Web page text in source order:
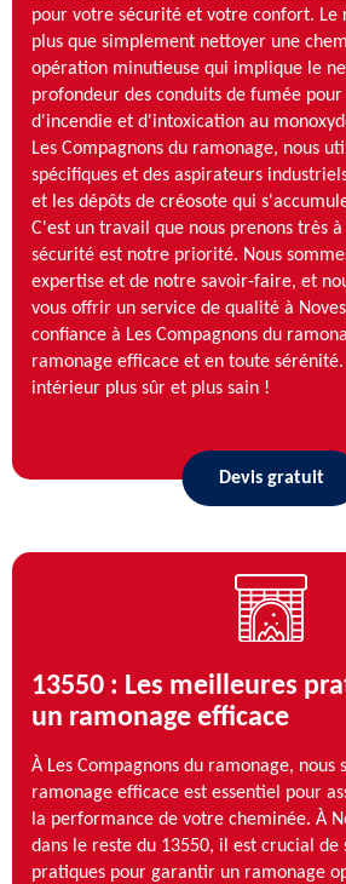
pour votre sécurité et votre confort. Le
plus que simplement nettoyer une
opération minutieuse qui implique le
profondeur des conduits de fumée
d'incendie et d'intoxication au
Les Compagnons du ramonage, nous
spécifiques et des aspirateurs
et les dépôts de créosote qui
C'est un travail que nous prenons très
sécurité est notre priorité. Nous
expertise et de notre savoir-faire, et
vous offrir un service de qualité à
confiance à Les Compagnons du
ramonage efficace et en toute
intérieur plus sûr et plus sain !
Devis gratuit
13550 : Les meilleures
un ramonage efficace
À Les Compagnons du ramonage, nous
ramonage efficace est essentiel pour
la performance de votre cheminée. À
dans le reste du 13550, il est crucial de
pratiques pour garantir un ramonage